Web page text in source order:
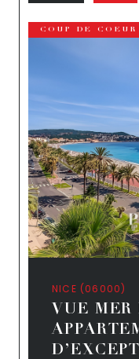
NICE (06000)
VUE MER
COUP DE COEUR